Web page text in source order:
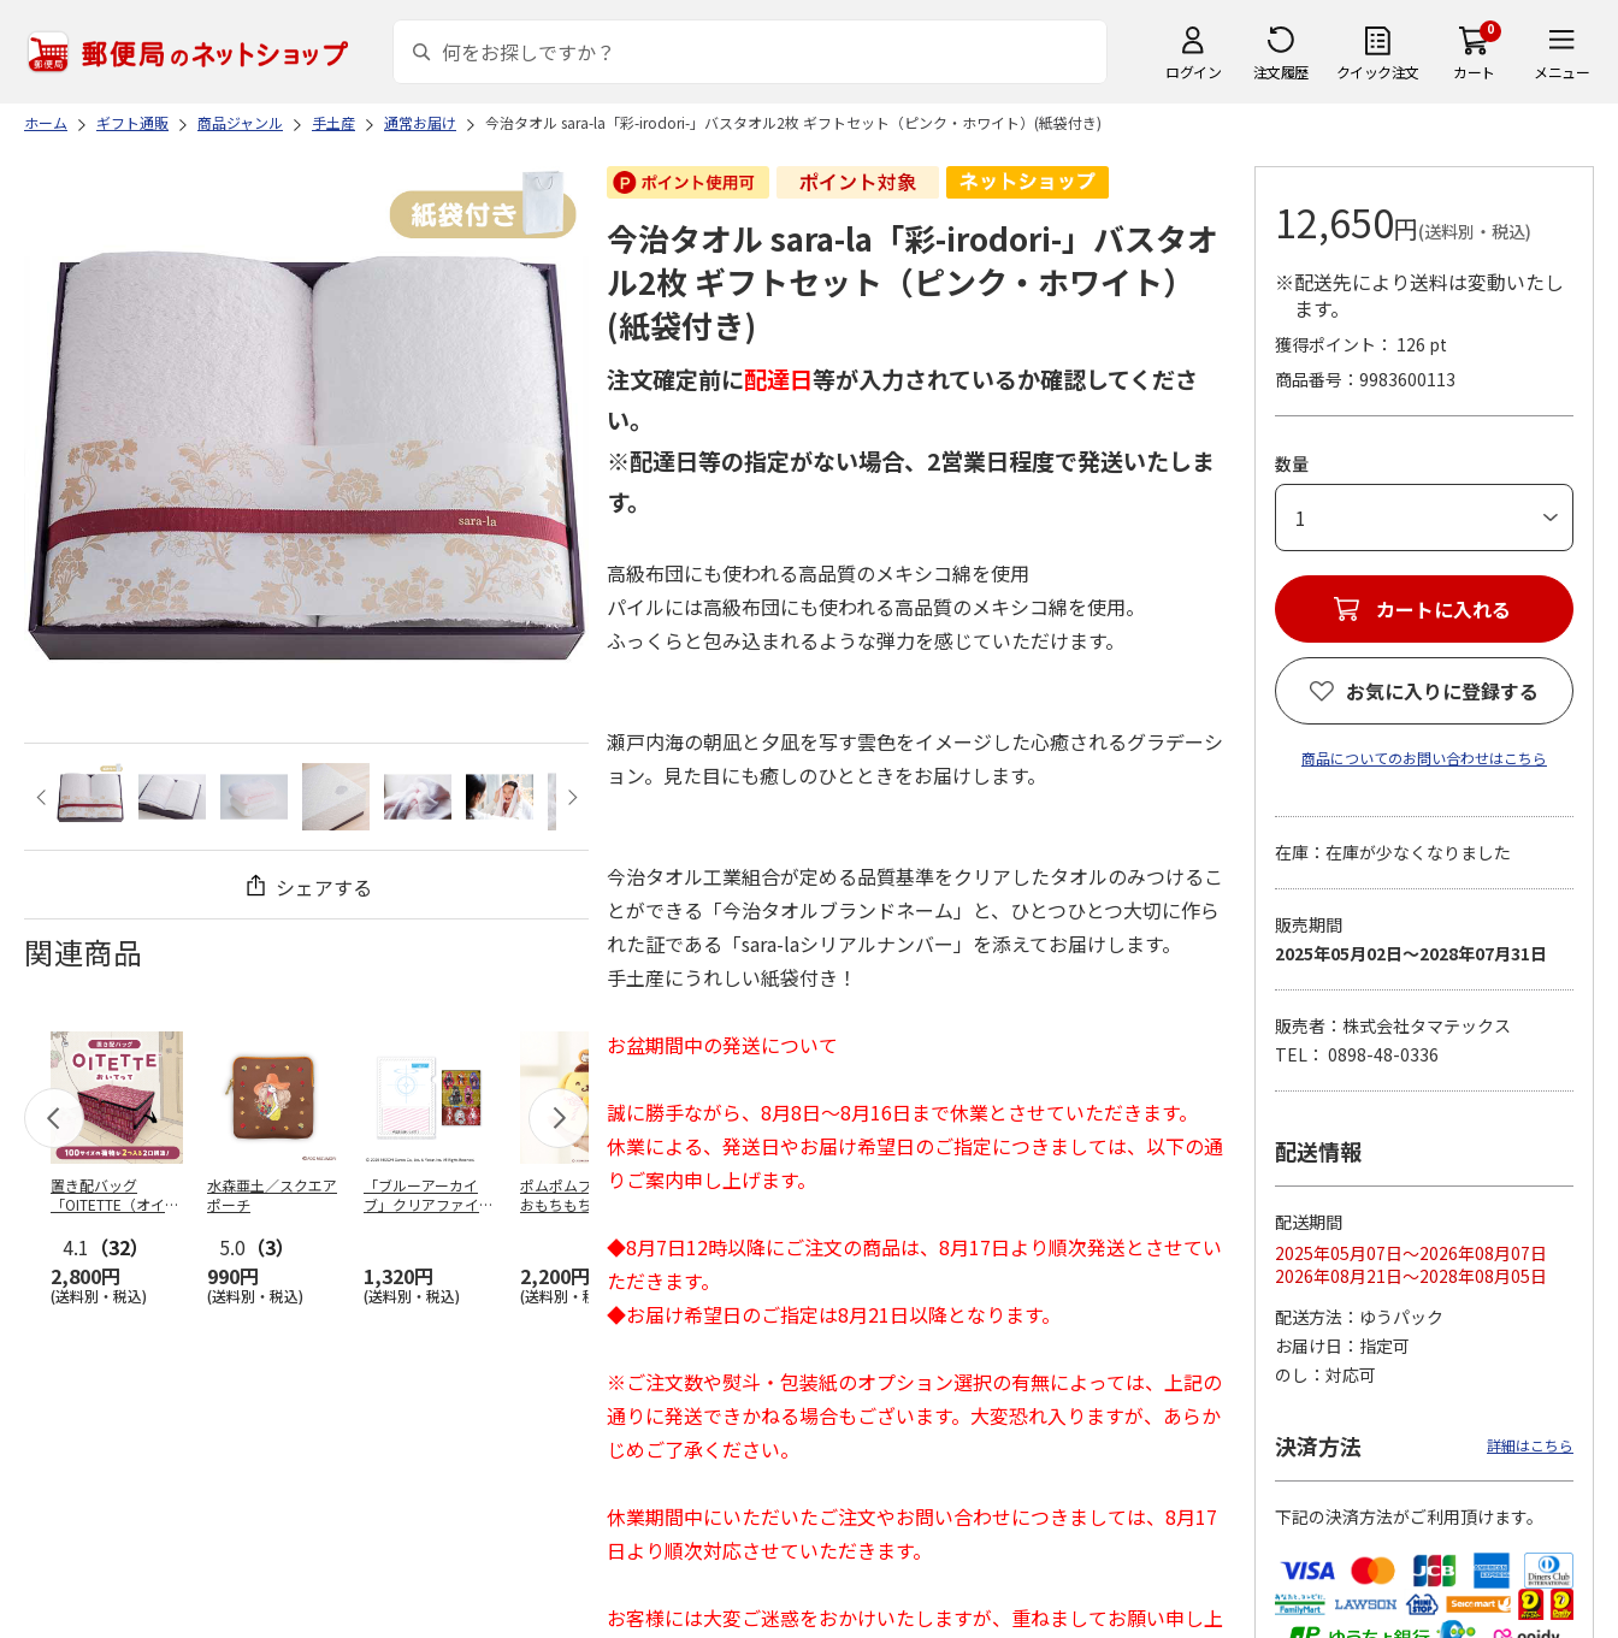
ログイン 注文履歴 クイック注文
0
カート メニュー
ホーム ギフト通販 商品ジャンル 手土産 通常お届け 今治タオル sara-la「彩-irodori-」バスタオル2枚 ギフトセット（ピンク・ホワイト）(紙袋付き)
シェアする
関連商品
置き配バッグ
「OITETTE（オイテ
4.1 （32）
2,800円
(送料別・税込)
水森亜土／スクエア
ポーチ
5.0 （3）
990円
(送料別・税込)
「ブルーアーカイ
ブ」クリアファイル
1,320円
(送料別・税込)
ポムポムプリン30th
おもちもちもちマス
2,200円
(送料別・税込)
ポムポムプリン30th
4,950円
(送料別・税込)
5.0 （6）
アニメ『ジョジョの
風』チョコラータと
セッ…
5.0（7）
ポムポムプリン30th
4,950円
令和八年七月場所
605,000円
今治タオル sara-la「彩-irodori-」バスタオ
ル2枚 ギフトセット（ピンク・ホワイト）
(紙袋付き)
注文確定前に配達日等が入力されているか確認してくださ
い。
※配達日等の指定がない場合、2営業日程度で発送いたしま
す。
高級布団にも使われる高品質のメキシコ綿を使用
パイルには高級布団にも使われる高品質のメキシコ綿を使用。
ふっくらと包み込まれるような弾力を感じていただけます。
瀬戸内海の朝凪と夕凪を写す雲色をイメージした心癒されるグラデーシ
ョン。見た目にも癒しのひとときをお届けします。
今治タオル工業組合が定める品質基準をクリアしたタオルのみつけるこ
とができる「今治タオルブランドネーム」と、ひとつひとつ大切に作ら
れた証である「sara-laシリアルナンバー」を添えてお届けします。
手土産にうれしい紙袋付き！
お盆期間中の発送について
誠に勝手ながら、8月8日～8月16日まで休業とさせていただきます。
休業による、発送日やお届け希望日のご指定につきましては、以下の通
りご案内申し上げます。
◆8月7日12時以降にご注文の商品は、8月17日より順次発送とさせてい
ただきます。
◆お届け希望日のご指定は8月21日以降となります。
※ご注文数や熨斗・包装紙のオプション選択の有無によっては、上記の
通りに発送できかねる場合もございます。大変恐れ入りますが、あらか
じめご了承ください。
休業期間中にいただいたご注文やお問い合わせにつきましては、8月17
日より順次対応させていただきます。
お客様には大変ご迷惑をおかけいたしますが、重ねましてお願い申し上
12,650円(送料別・税込)
※配送先により送料は変動いたし
ます。
獲得ポイント： 126 pt
商品番号
9983600113
数量
お気に入りに登録する
商品についてのお問い合わせはこちら
在庫：在庫が少なくなりました
販売期間
2025年05月02日～2028年07月31日
販売者：株式会社タマテックス
TEL： 0898-48-0336
配送情報
配送期間
2025年05月07日～2026年08月07日
2026年08月21日～2028年08月05日
配送方法
ゆうパック
お届け日
指定可
のし
対応可
決済方法 詳細はこちら
下記の決済方法がご利用頂けます。